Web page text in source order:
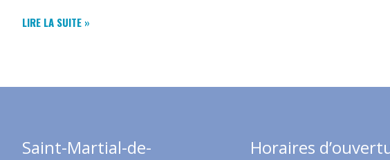
(ADMR)
ASSOCIATION
LIRE LA SUITE »
Saint-Martial-de-
Horaires